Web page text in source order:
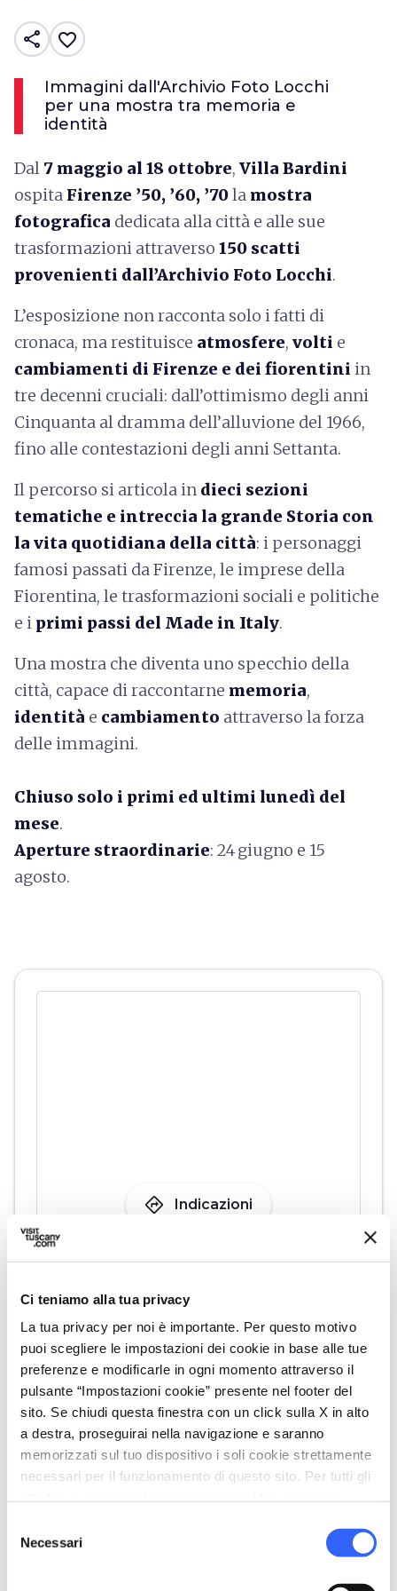
Ci teniamo alla tua privacy
La tua privacy per noi è importante. Per questo motivo
puoi scegliere le impostazioni dei cookie in base alle tue
preferenze e modificarle in ogni momento attraverso il
pulsante “Impostazioni cookie” presente nel footer del
sito. Se chiudi questa finestra con un click sulla X in alto
a destra, proseguirai nella navigazione e saranno
memorizzati sul tuo dispositivo i soli cookie strettamente
necessari per il funzionamento di questo sito. Per tutti gli
delNecessari
share favorite_border
Immagini dall'Archivio Foto Locchi
per una mostra tra memoria e
identità
Dal7 maggio al 18 ottobre, Villa Bardini
ospita Firenze ’50, ’60, ’70la mostra
fotografica dedicata alla città e alle sue
trasformazioni attraverso 150 scatti
provenienti dall’Archivio Foto Locchi.
L’esposizione non racconta solo i fatti di
cronaca, ma restituisce atmosfere, volti e
cambiamenti di Firenze e dei fiorentini in
tre decenni cruciali: dall’ottimismo degli anni
Cinquanta al dramma dell’alluvione del 1966,
fino alle contestazioni degli anni Settanta.
Il percorso si articola in dieci sezioni
tematiche e intreccia la grande Storia con
la vita quotidiana della città: i personaggi
famosi passati da Firenze, le imprese della
Fiorentina, le trasformazioni sociali e politiche
e i primi passi del Made in Italy.
Una mostra che diventa uno specchio della
città, capace di raccontarne memoria,
identità e cambiamento attraverso la forza
delle immagini.
Chiuso solo i primi ed ultimi lunedì del
mese.
Aperture straordinarie: 24 giugno e 15
agosto.
directions Indicazioni
home
Costa S. Giorgio, 2-4, 50125 Firenze FI,
Italia
schedule Quando
Dal 07 maggio 2026 al 18 ottobre 2026
dalle10:00 alle19:30
email Email
info@villabardini.it
https://www.villabardini.it/